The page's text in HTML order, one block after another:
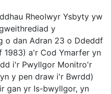
Rheolwyr Ysbyty yw
y
o dan Adran 23 o Ddeddf
1983) a'r Cod Ymarfer yn
i'r Pwyllgor Monitro'r
y pen draw i'r Bwrdd)
gan yr Is-bwyllgor, yn